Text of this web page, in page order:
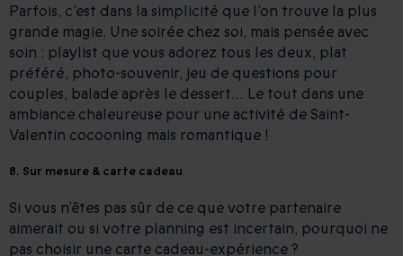
Parfois, c’est dans la simplicité que l’on trouve la plus
grande magie. Une soirée chez soi, mais pensée avec
soin : playlist que vous adorez tous les deux, plat
préféré, photo-souvenir, jeu de questions pour
couples, balade après le dessert… Le tout dans une
ambiance chaleureuse pour une activité de Saint-
Valentin cocooning mais romantique !
8. Sur mesure & carte cadeau
Si vous n’êtes pas sûr de ce que votre partenaire
aimerait ou si votre planning est incertain, pourquoi ne
pas choisir une carte cadeau-expérience ?